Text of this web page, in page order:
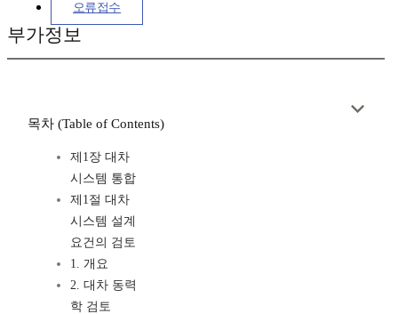
오류접수
부가정보
목차 (Table of Contents)
제1장 대차
시스템 통합
제1절 대차
시스템 설계
요건의 검토
1. 개요
2. 대차 동력
학 검토